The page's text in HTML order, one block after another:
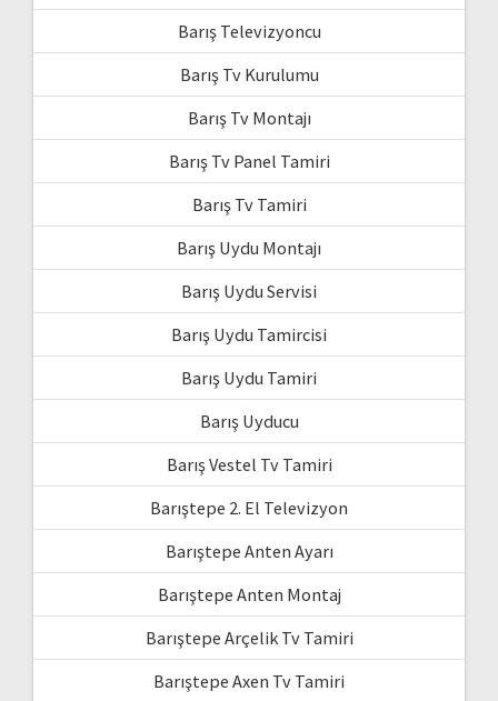
Barış Televizyoncu
Barış Tv Kurulumu
Barış Tv Montajı
Barış Tv Panel Tamiri
Barış Tv Tamiri
Barış Uydu Montajı
Barış Uydu Servisi
Barış Uydu Tamircisi
Barış Uydu Tamiri
Barış Uyducu
Barış Vestel Tv Tamiri
Barıştepe 2. El Televizyon
Barıştepe Anten Ayarı
Barıştepe Anten Montaj
Barıştepe Arçelik Tv Tamiri
Barıştepe Axen Tv Tamiri